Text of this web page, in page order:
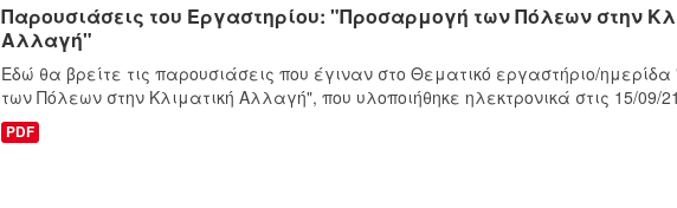
Παρουσιάσεις του Εργαστηρίου: "Προσαρμογή των Πόλεων στην
Αλλαγή"
Εδώ θα βρείτε τις παρουσιάσεις που έγιναν στo Θεματικό εργαστήριο/
των Πόλεων στην Κλιματική Αλλαγή", που υλοποιήθηκε ηλεκτρονικά στις 15/09/21
PDF